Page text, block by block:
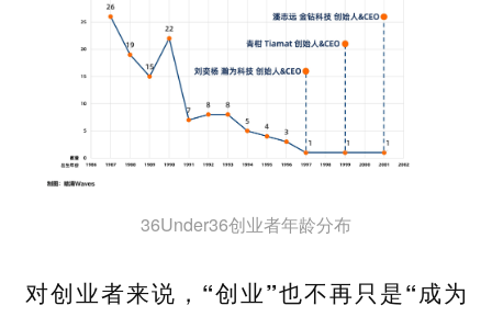
36Under36创业者年龄分布
对创业者来说，“创业”也不再只是“成为